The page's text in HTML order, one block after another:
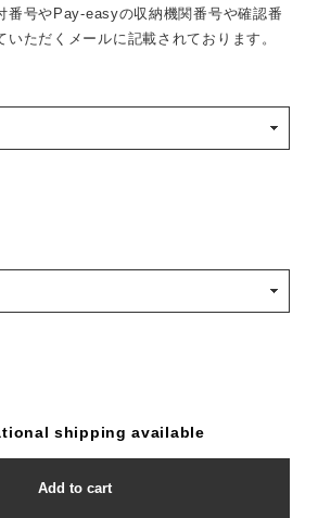
番号やPay-easyの収納機関番号や確認番
ただくメールに記載されております。
shipping available
Add to cart